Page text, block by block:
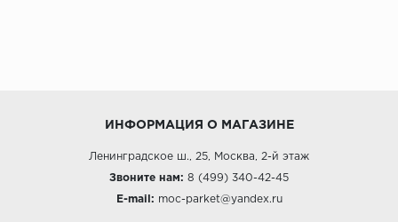
ИНФОРМАЦИЯ О МАГАЗИНЕ
Ленинградское ш., 25, Москва, 2-й этаж
Звоните нам: 8 (499) 340-42-45
E-mail: moc-parket@yandex.ru